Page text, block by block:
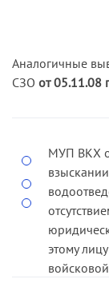
делу
округа
заключен
которого
части
Аналогичные
СЗО от
МУП ВКХ
этому